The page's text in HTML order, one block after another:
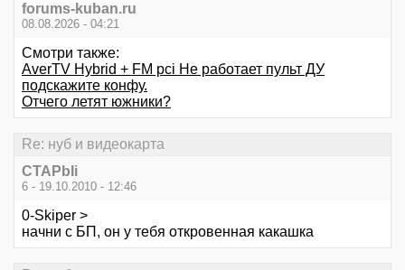
forums-kuban.ru
08.08.2026 - 04:21
Смотри также:
AverTV Hybrid + FM pci Не работает пульт ДУ
подскажите конфу.
Отчего летят южники?
Re: нуб и видеокарта
CTAPbIi
6 - 19.10.2010 - 12:46
0-Skiper >
начни с БП, он у тебя откровенная какашка